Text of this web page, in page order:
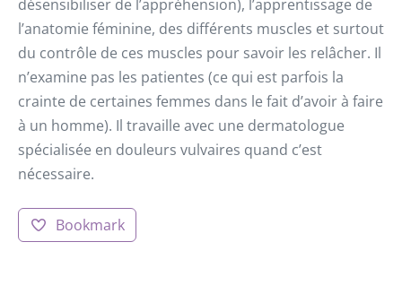
désensibiliser de l’appréhension), l’apprentissage de
l’anatomie féminine, des différents muscles et surtout
du contrôle de ces muscles pour savoir les relâcher. Il
n’examine pas les patientes (ce qui est parfois la
crainte de certaines femmes dans le fait d’avoir à faire
à un homme). Il travaille avec une dermatologue
spécialisée en douleurs vulvaires quand c’est
nécessaire.
Bookmark